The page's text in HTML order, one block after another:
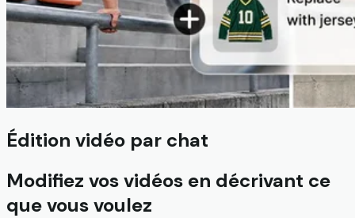
Édition vidéo par chat
Modifiez vos vidéos en décrivant ce
que vous voulez